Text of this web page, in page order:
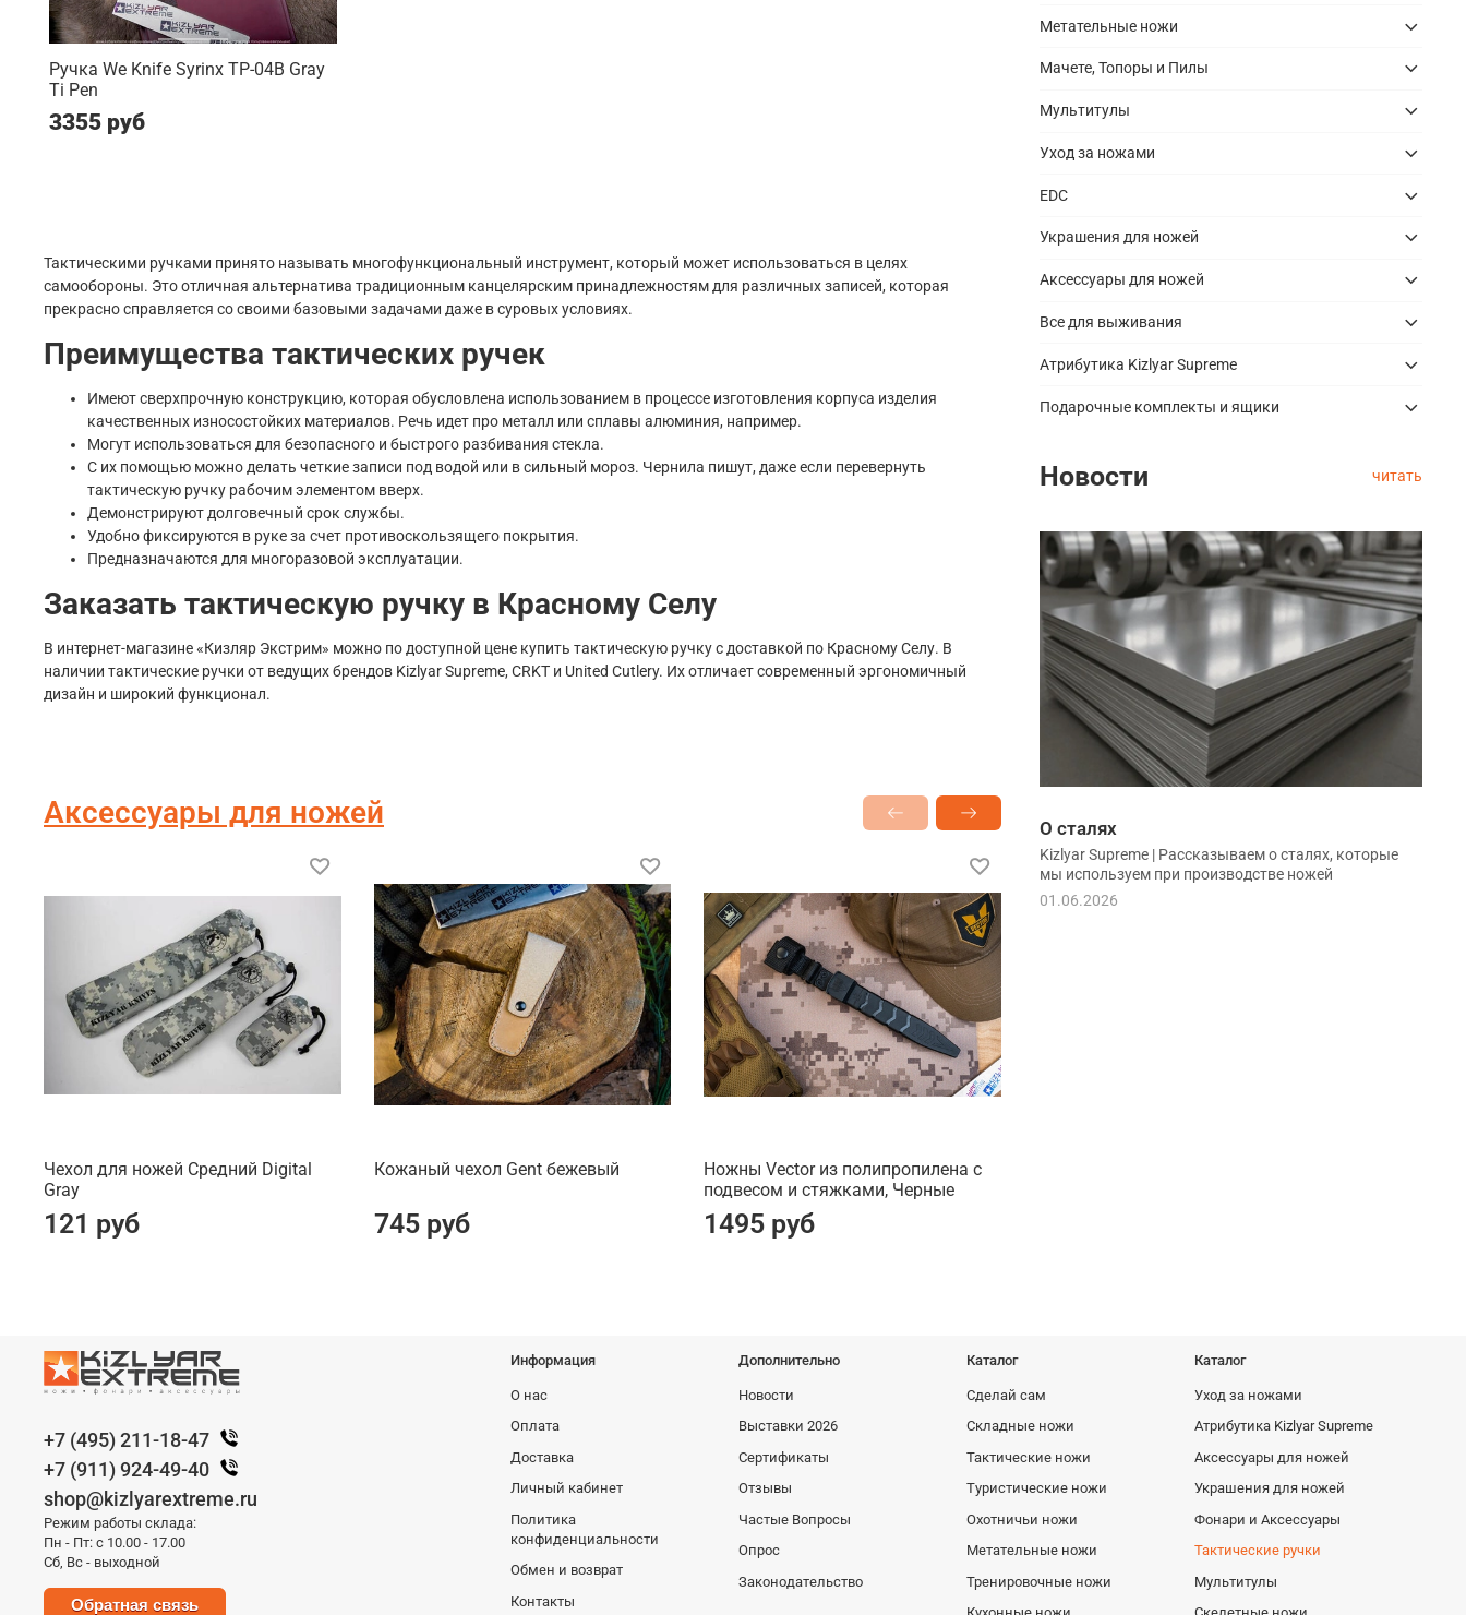
Ручка We Knife Syrinx TP-04B Gray
Ti Pen
3355 руб
Тактическими ручками принято называть многофункциональный инструмент, который может использоваться в целях
самообороны. Это отличная альтернатива традиционным канцелярским принадлежностям для различных записей, которая
прекрасно справляется со своими базовыми задачами даже в суровых условиях.
Преимущества тактических ручек
Имеют сверхпрочную конструкцию, которая обусловлена использованием в процессе изготовления корпуса изделия
качественных износостойких материалов. Речь идет про металл или сплавы алюминия, например.
Могут использоваться для безопасного и быстрого разбивания стекла.
С их помощью можно делать четкие записи под водой или в сильный мороз. Чернила пишут, даже если перевернуть
тактическую ручку рабочим элементом вверх.
Демонстрируют долговечный срок службы.
Удобно фиксируются в руке за счет противоскользящего покрытия.
Предназначаются для многоразовой эксплуатации.
Заказать тактическую ручку в Красному Селу
В интернет-магазине «Кизляр Экстрим» можно по доступной цене купить тактическую ручку с доставкой по Красному Селу. В
наличии тактические ручки от ведущих брендов Kizlyar Supreme, CRKT и United Cutlery. Их отличает современный эргономичный
дизайн и широкий функционал.
Аксессуары для ножей
Чехол для ножей Средний Digital
Gray
121 руб
Кожаный чехол Gent бежевый
745 руб
Ножны Vector из полипропилена с
подвесом и стяжками, Черные
1495 руб
Новинка
Метательные ножи
Мачете, Топоры и Пилы
Мультитулы
Уход за ножами
EDC
Украшения для ножей
Аксессуары для ножей
Все для выживания
Атрибутика Kizlyar Supreme
Подарочные комплекты и ящики
Новости читать
О сталях
Kizlyar Supreme | Рассказываем о сталях, которые
мы используем при производстве ножей
01.06.2026
Информация
О нас
Оплата
Доставка
Личный кабинет
Политика
конфиденциальности
Обмен и возврат
Контакты
Дополнительно
Новости
Выставки 2026
Сертификаты
Отзывы
Частые Вопросы
Опрос
Законодательство
Каталог
Сделай сам
Складные ножи
Тактические ножи
Туристические ножи
Охотничьи ножи
Метательные ножи
Тренировочные ножи
Каталог
Уход за ножами
Атрибутика Kizlyar Supreme
Аксессуары для ножей
Украшения для ножей
Фонари и Аксессуары
Тактические ручки
Мультитулы
+7 (495) 211-18-47
+7 (911) 924-49-40
shop@kizlyarextreme.ru
Режим работы склада:
Пн - Пт: с 10.00 - 17.00
Сб, Вс - выходной
Обратная связь